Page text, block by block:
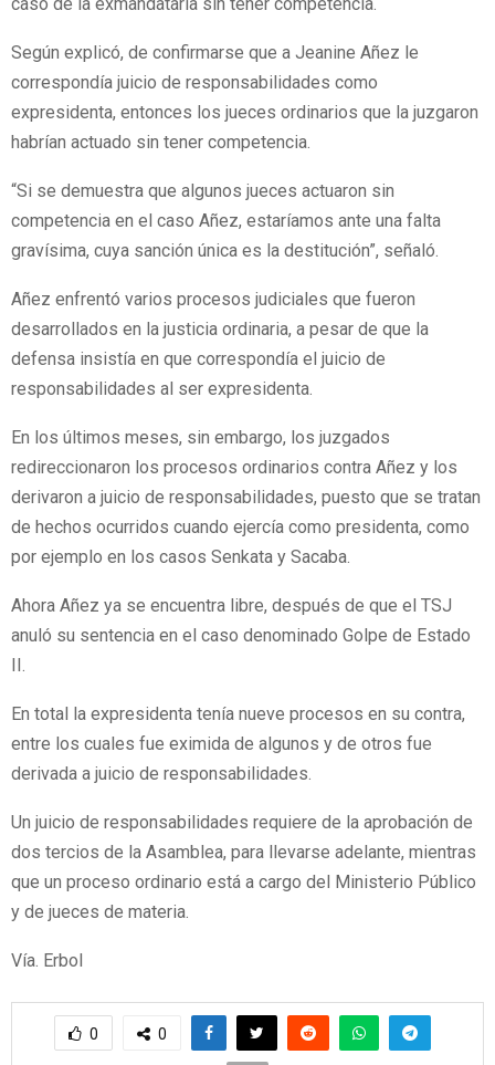
Según explicó, de confirmarse que a Jeanine Añez le
correspondía juicio de responsabilidades como
expresidenta, entonces los jueces ordinarios que la juzgaron
habrían actuado sin tener competencia.
“Si se demuestra que algunos jueces actuaron sin
competencia en el caso Añez, estaríamos ante una falta
gravísima, cuya sanción única es la destitución”, señaló.
Añez enfrentó varios procesos judiciales que fueron
desarrollados en la justicia ordinaria, a pesar de que la
defensa insistía en que correspondía el juicio de
responsabilidades al ser expresidenta.
En los últimos meses, sin embargo, los juzgados
redireccionaron los procesos ordinarios contra Añez y los
derivaron a juicio de responsabilidades, puesto que se tratan
de hechos ocurridos cuando ejercía como presidenta, como
por ejemplo en los casos Senkata y Sacaba.
Ahora Añez ya se encuentra libre, después de que el TSJ
anuló su sentencia en el caso denominado Golpe de Estado
II.
En total la expresidenta tenía nueve procesos en su contra,
entre los cuales fue eximida de algunos y de otros fue
derivada a juicio de responsabilidades.
Un juicio de responsabilidades requiere de la aprobación de
dos tercios de la Asamblea, para llevarse adelante, mientras
que un proceso ordinario está a cargo del Ministerio Público
y de jueces de materia.
Vía. Erbol
0 0